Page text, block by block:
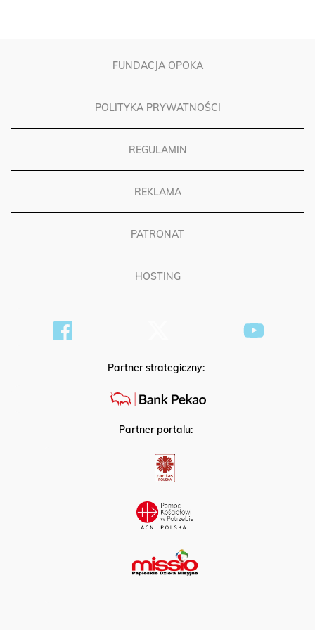
FUNDACJA OPOKA
POLITYKA PRYWATNOŚCI
REGULAMIN
REKLAMA
PATRONAT
HOSTING
Partner strategiczny:
Partner portalu: